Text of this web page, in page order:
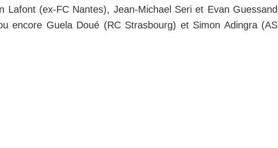
Lafont (ex-FC Nantes), Jean-Michael Seri et Evan Guessand
encore Guela Doué (RC Strasbourg) et Simon Adingra (AS